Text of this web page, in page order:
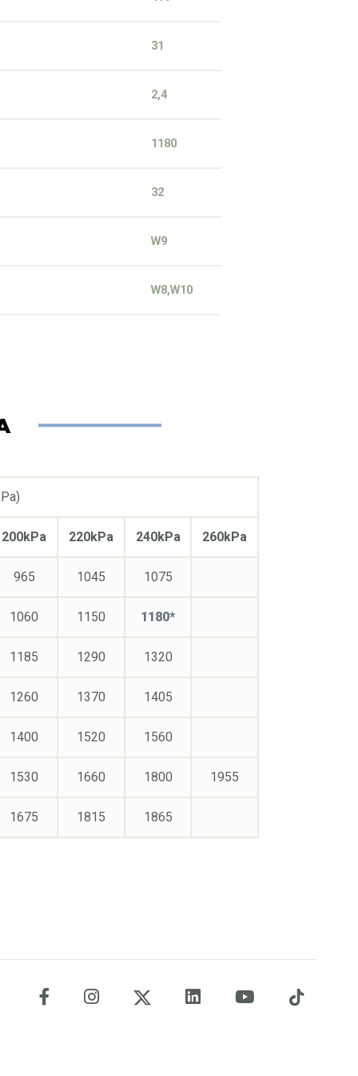
31
2,4
1180
32
W9
W8,W10
200kPa
965
1060
1185
1260
1400
1530
1675
220kPa
1045
1150
1290
1370
1520
1660
1815
240kPa
1075
1180*
1320
1405
1560
1800
1865
260kPa
1955